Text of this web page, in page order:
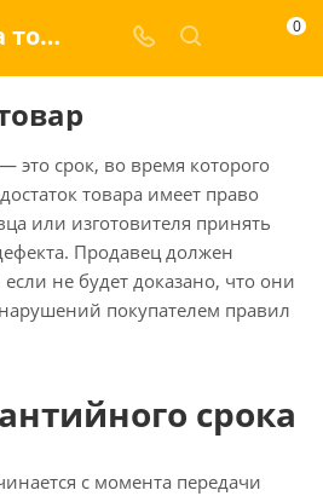
Гарантия на товар 0
это срок, во время которого
товара имеет право
или изготовителя принять
Продавец должен
если не будет доказано, что они
покупателем правил
срока
с момента передачи